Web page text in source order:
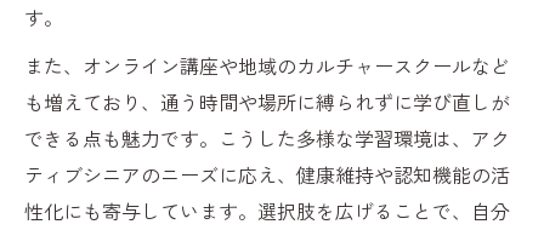
す。
また、オンライン講座や地域のカルチャースクールなど
も増えており、通う時間や場所に縛られずに学び直しが
できる点も魅力です。こうした多様な学習環境は、アク
ティブシニアのニーズに応え、健康維持や認知機能の活
性化にも寄与しています。選択肢を広げることで、自分